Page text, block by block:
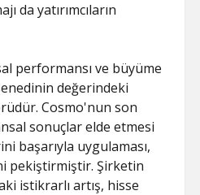
da yatırımcıların
performansı ve büyüme
değerindeki
Cosmo'nun son
sonuçlar elde etmesi
başarıyla uygulaması,
pekiştirmiştir. Şirketin
istikrarlı artış, hisse